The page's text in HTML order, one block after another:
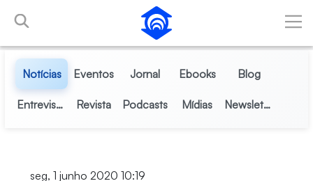
Pular para o Conteúdo principal
Notícias Eventos Jornal Ebooks Blog
Entrevistas Revista Podcasts Mídias Newsletter
seg, 1 junho 2020 10:19